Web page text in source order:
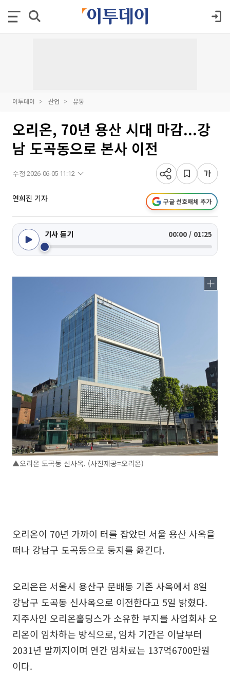
이투데이 산업 유통
오리온, 70년 용산 시대 마감...강
남 도곡동으로 본사 이전
수정 2026-06-05 11:12
연희진 기자 구글 선호매체 추가
기사 듣기 00:00 / 01:25
▲오리온 도곡동 신사옥. (사진제공=오리온)
오리온이 70년 가까이 터를 잡았던 서울 용산 사옥을
떠나 강남구 도곡동으로 둥지를 옮긴다.
오리온은 서울시 용산구 문배동 기존 사옥에서 8일
강남구 도곡동 신사옥으로 이전한다고 5일 밝혔다.
지주사인 오리온홀딩스가 소유한 부지를 사업회사 오
리온이 임차하는 방식으로, 임차 기간은 이날부터
2031년 말까지이며 연간 임차료는 137억6700만원
이다.